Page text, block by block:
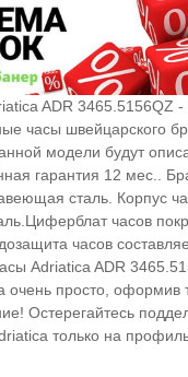
ADR 3465.5156QZ
часы швейцарского
модели будут
гарантия 12 мес..
сталь. Корпус
часов
часов
Adriatica ADR
очень просто, оформив
Остерегайтесь
только на